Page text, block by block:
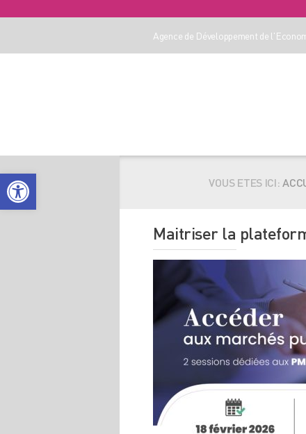
Agence de Développement de
VOUS ETES ICI:
Maitriser la
Ouvrir la barre d’outils